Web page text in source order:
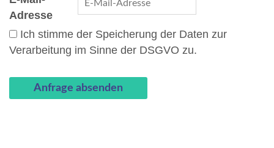
Adresse
Ich stimme der Speicherung der Daten zur
Verarbeitung im Sinne der DSGVO zu.